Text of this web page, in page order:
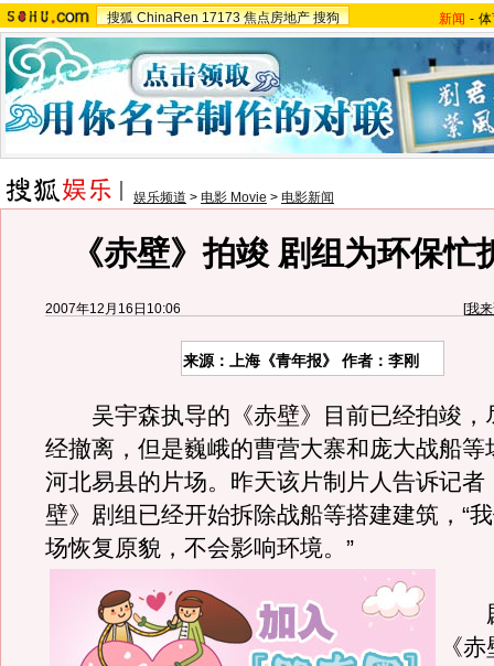
搜狐 ChinaRen 17173 焦点房地产 搜狗 新闻 -
娱乐频道 > 电影 Movie > 电影新闻
《赤壁》拍竣 剧组为环保忙
2007年12月16日10:06 [我
来源：上海《青年报》 作者：李刚
吴宇森执导的《赤壁》目前已经拍竣，
经撤离，但是巍峨的曹营大寨和庞大战船等
河北易县的片场。昨天该片制片人告诉记者
壁》剧组已经开始拆除战船等搭建建筑，“
场恢复原貌，不会影响环境。 ”
剧
《